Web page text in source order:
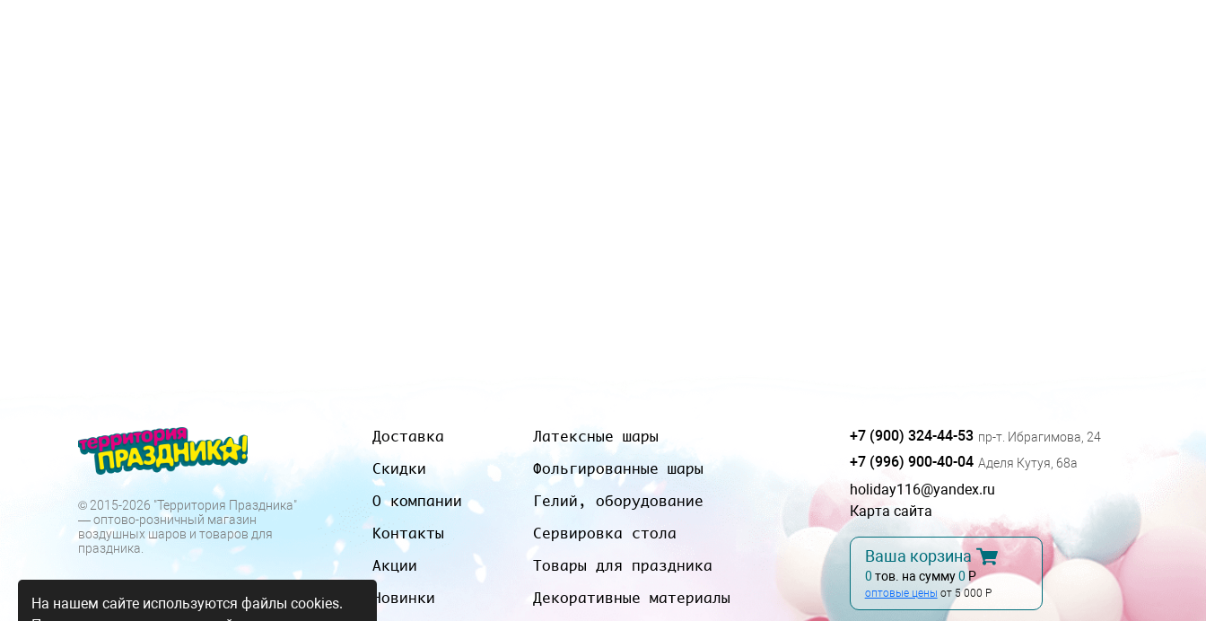
© 2015-2026 "Территория Праздника"
— оптово-розничный магазин
воздушных шаров и товаров для
праздника.
Доставка
Скидки
О компании
Контакты
Акции
Новинки
Латексные шары
Фольгированные шары
Гелий, оборудование
Сервировка стола
Товары для праздника
Декоративные материалы
+7 (900) 324-44-53 пр-т. Ибрагимова, 24
+7 (996) 900-40-04 Аделя Кутуя, 68а
holiday116@yandex.ru
Карта сайта
Ваша корзина
0 тов. на сумму0 Р
оптовые цены от 5 000 Р
На нашем сайте используются файлы cookies.